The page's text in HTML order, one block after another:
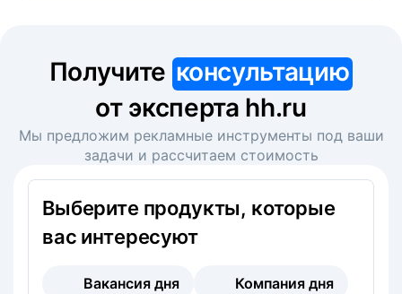
Получите консультацию
от эксперта hh.ru
Мы предложим рекламные инструменты под ваши
задачи и рассчитаем стоимость
Выберите продукты, которые
вас интересуют
Вакансия дня
Компания дня